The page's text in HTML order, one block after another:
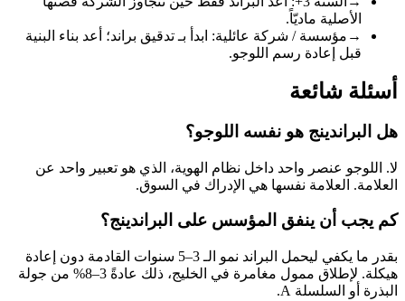
الأصلية ماديّاً.
→ مؤسسة / شركة عائلية: ابدأ بـ تدقيق براند؛ أعد بناء البنية
قبل إعادة رسم اللوجو.
أسئلة شائعة
هل البراندينج هو نفسه اللوجو؟
لا. اللوجو عنصر واحد داخل نظام الهوية، الذي هو تعبير واحد عن
العلامة. العلامة نفسها هي الإدراك في السوق.
كم يجب أن ينفق المؤسس على البراندينج؟
بقدر ما يكفي ليحمل البراند نمو الـ 3–5 سنوات القادمة دون إعادة
هيكلة. لإطلاق ممول مغامرة في الخليج، ذلك عادةً 3–8% من جولة
البذرة أو السلسلة A.